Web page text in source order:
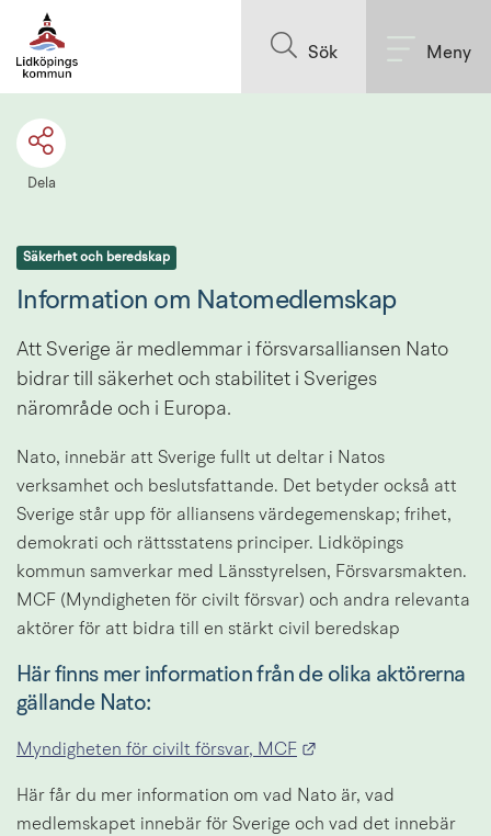
Sök Meny
Dela
Säkerhet och beredskap
Information om Natomedlemskap
Att Sverige är medlemmar i försvarsalliansen Nato
bidrar till säkerhet och stabilitet i Sveriges
närområde och i Europa.
Nato, innebär att Sverige fullt ut deltar i Natos
verksamhet och beslutsfattande. Det betyder också att
Sverige står upp för alliansens värdegemenskap; frihet,
demokrati och rättsstatens principer. Lidköpings
kommun samverkar med Länsstyrelsen, Försvarsmakten.
MCF (Myndigheten för civilt försvar) och andra relevanta
aktörer för att bidra till en stärkt civil beredskap
Här finns mer information från de olika aktörerna
gällande Nato:
Myndigheten för civilt försvar, MCF
Här får du mer information om vad Nato är, vad
medlemskapet innebär för Sverige och vad det innebär